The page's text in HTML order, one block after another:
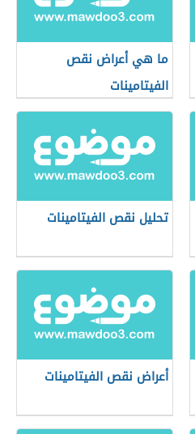
ما هي أعراض نقص
الفيتامينات
تحليل نقص الفيتامينات
أعراض نقص الفيتامينات